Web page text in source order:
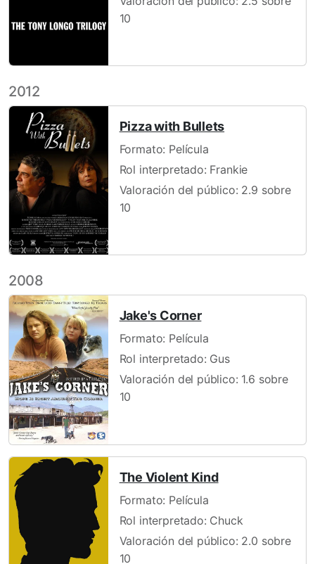
10
2012
Pizza with Bullets
Formato: Película
Rol interpretado: Frankie
Valoración del público: 2.9 sobre
10
2008
Jake's Corner
Formato: Película
Rol interpretado: Gus
Valoración del público: 1.6 sobre
10
The Violent Kind
Formato: Película
Rol interpretado: Chuck
Valoración del público: 2.0 sobre
10